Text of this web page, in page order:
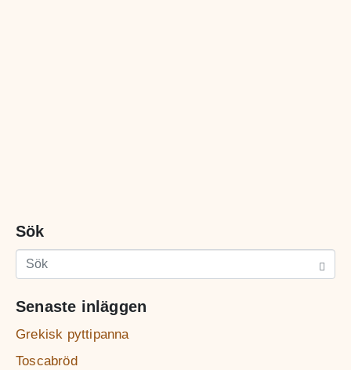
Sök
Senaste inläggen
Grekisk pyttipanna
Toscabröd